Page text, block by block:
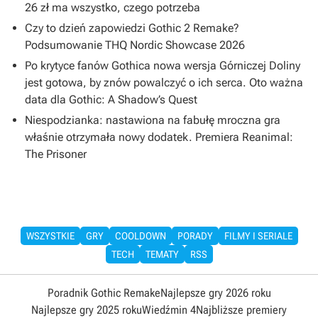
26 zł ma wszystko, czego potrzeba
Czy to dzień zapowiedzi Gothic 2 Remake?
Podsumowanie THQ Nordic Showcase 2026
Po krytyce fanów Gothica nowa wersja Górniczej Doliny
jest gotowa, by znów powalczyć o ich serca. Oto ważna
data dla Gothic: A Shadow’s Quest
Niespodzianka: nastawiona na fabułę mroczna gra
właśnie otrzymała nowy dodatek. Premiera Reanimal:
The Prisoner
WSZYSTKIE GRY COOLDOWN PORADY
FILMY I SERIALE
TECH
TEMATY RSS
Poradnik Gothic RemakeNajlepsze gry 2026 roku
Najlepsze gry 2025 rokuWiedźmin 4Najbliższe premiery